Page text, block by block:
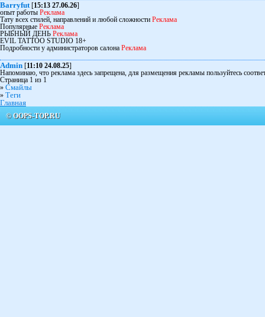
Barryfut[15:13 27.06.26]
опыт работы Реклама
Тату всех стилей, направлений и любой сложности Реклама
Популярные Реклама
РЫБНЫЙ ДЕНЬ Реклама
EVIL TATTOO STUDIO 18+
Подробности у администраторов салона Реклама
Admin [11:10 24.08.25]
Напоминаю, что реклама здесь запрещена, для размещения рекламы пользуйтесь
Страница 1 из 1
» Смайлы
» Теги
Главная
© OOPS-TOP.RU